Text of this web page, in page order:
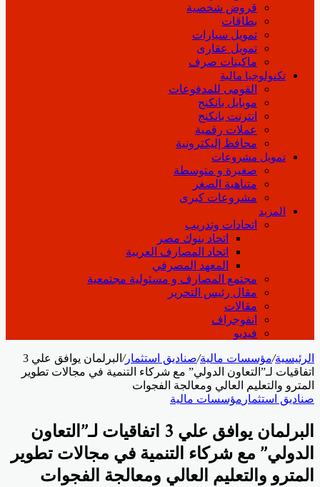
قروض شخصية
بطاقات
تمويل سيارات
تمويل عقارى
ماكينات صرف
تكنولوجيا مالية
القومى للمدفوعات
موبايل بانكنج
انترنت بانكنج
عملات رقمية
محافظ إليكترونية
تمويل مشروعات
صغيرة و متوسطة
متناهية الصغر
مشروعات كبرى
المزيد
اتحادات وتدريب
اتحاد بنوك مصر
اتحاد المصارف العربية
المعهد المصرفي
مجتمع المصارف و مسئولية مجتمعية
مقال رئيس التحرير
مقالات
انفوجراف
فيديو
الرئيسية/مؤسسات مالية/صناديق استثمار/
البرلمان يوافق علي 3
اتفاقيات لـ”التعاون الدولي” مع شركاء التنمية في مجالات تطوير
المترو والتعليم العالي ومعالجة الفجوات
صناديق استثمار مؤسسات مالية
البرلمان يوافق علي 3 اتفاقيات لـ”التعاون
الدولي” مع شركاء التنمية في مجالات تطوير
المترو والتعليم العالي ومعالجة الفجوات